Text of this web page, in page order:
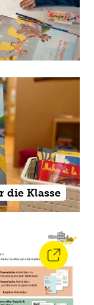
die Klasse